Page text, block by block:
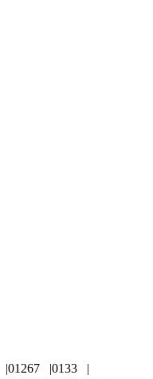
01267
0133